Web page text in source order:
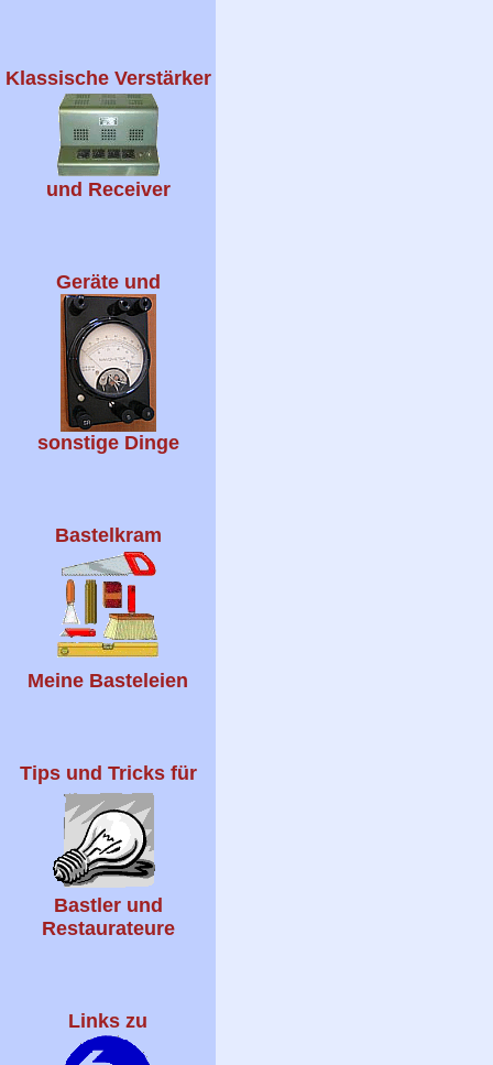
Klassische Verstärker
und Receiver
Geräte und
sonstige Dinge
Bastelkram
Meine Basteleien
Tips und Tricks für
Bastler und
Restaurateure
Links zu